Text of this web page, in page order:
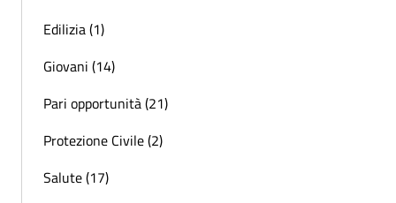
Edilizia (1)
Giovani (14)
Pari opportunità (21)
Protezione Civile (2)
Salute (17)